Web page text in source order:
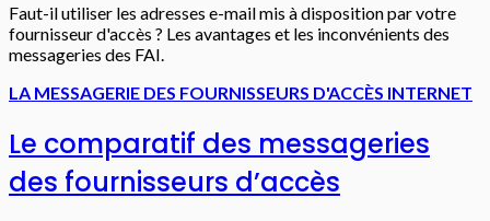
Faut-il utiliser les adresses e-mail mis à disposition par votre
fournisseur d'accès ? Les avantages et les inconvénients des
messageries des FAI.
LA MESSAGERIE DES FOURNISSEURS D'ACCÈS INTERNET
Le comparatif des messageries
des fournisseurs d’accès